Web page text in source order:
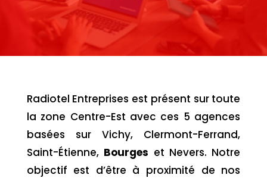
Radiotel Entreprises est présent sur toute
la zone Centre-Est avec ces 5 agences
basées sur Vichy, Clermont-Ferrand,
Saint-Étienne, Bourges et Nevers. Notre
objectif est d’être à proximité de nos